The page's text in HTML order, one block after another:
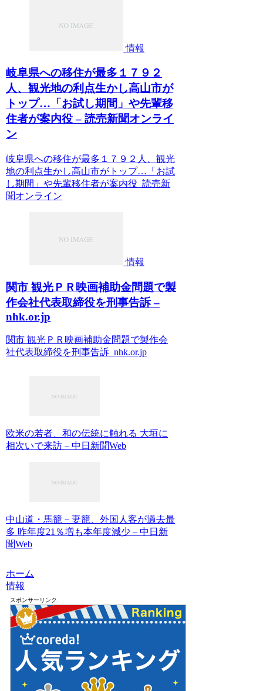
情報
岐阜県への移住が最多１７９２
人、観光地の利点生かし高山市が
トップ…「お試し期間」や先輩移
住者が案内役 – 読売新聞オンライ
ン
岐阜県への移住が最多１７９２人、観光
地の利点生かし高山市がトップ…「お試
し期間」や先輩移住者が案内役 読売新
聞オンライン
情報
関市 観光ＰＲ映画補助金問題で製
作会社代表取締役を刑事告訴 –
nhk.or.jp
関市 観光ＰＲ映画補助金問題で製作会
社代表取締役を刑事告訴 nhk.or.jp
欧米の若者、和の伝統に触れる 大垣に
相次いで来訪 – 中日新聞Web
中山道・馬籠－妻籠、外国人客が過去最
多 昨年度21％増も本年度減少 – 中日新
聞Web
ホーム
情報
スポンサーリンク